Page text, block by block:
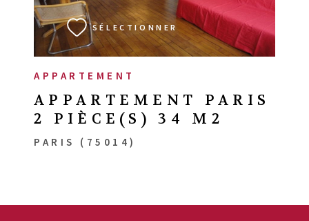
APPARTEMENT
APPARTEMENT PARIS
2 PIÈCE(S) 34 M2
PARIS (75014)
SÉLECTIONNER